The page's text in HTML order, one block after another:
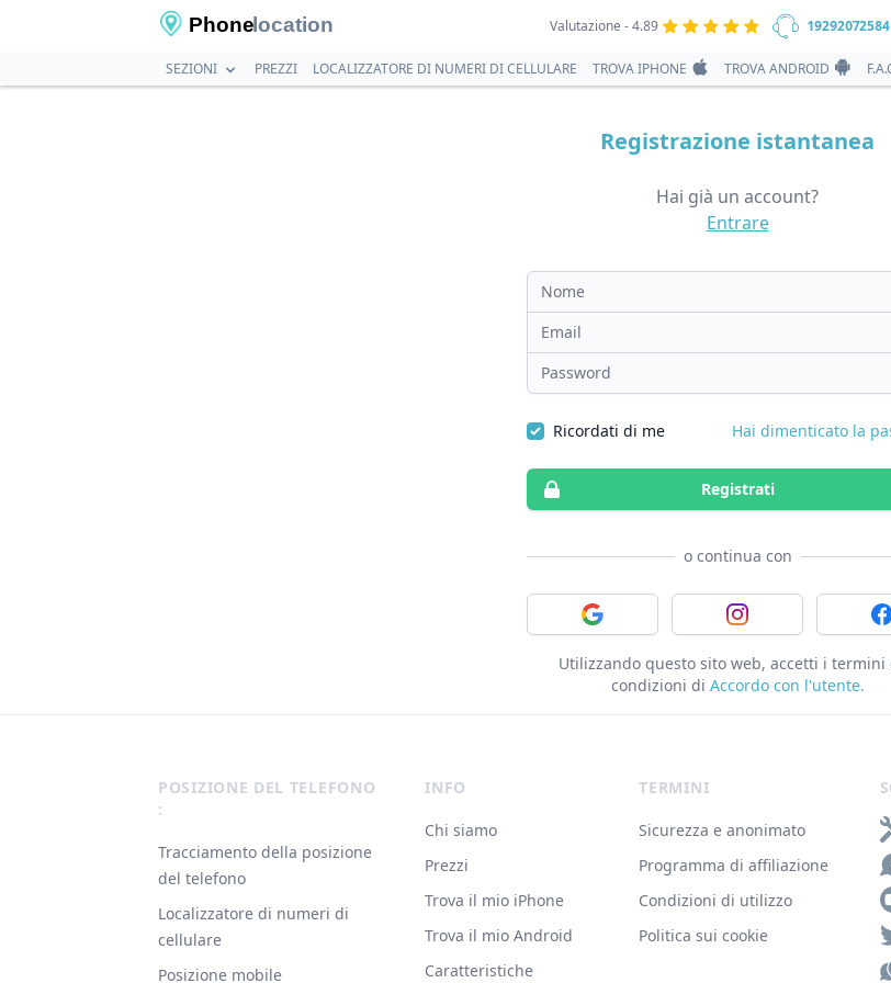
Phonelocation Valutazione - 4.89 19292072584
SEZIONI
PREZZI LOCALIZZATORE DI NUMERI DI CELLULARE TROVA IPHONE TROVA ANDROID
Registrazione istantanea
Hai già un account?
Entrare
Nome
Email
Password
Ricordati di me Hai dimenticato la
Registrati
o continua con
Accedi con Google Accedi con
Utilizzando questo sito web, accetti i termini
condizioni di Accordo con l'utente.
POSIZIONE DEL TELEFONO
:
Tracciamento della posizione
del telefono
Localizzatore di numeri di
cellulare
Posizione mobile
INFO
Chi siamo
Prezzi
Trova il mio iPhone
Trova il mio Android
Caratteristiche
TERMINI
Sicurezza e anonimato
Programma di affiliazione
Condizioni di utilizzo
Politica sui cookie